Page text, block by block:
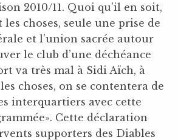
2010/11. Quoi qu’il en soit,
choses, seule une prise de
et l’union sacrée autour
le club d’une déchéance
va très mal à Sidi Aïch, à
choses, on se contentera de
interquartiers avec cette
Cette déclaration
supporters des Diables